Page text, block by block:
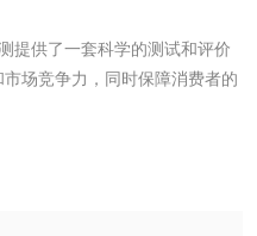
提供了一套科学的测试和评价
场竞争力，同时保障消费者的
验
口毒
化妆品皮肤变态反